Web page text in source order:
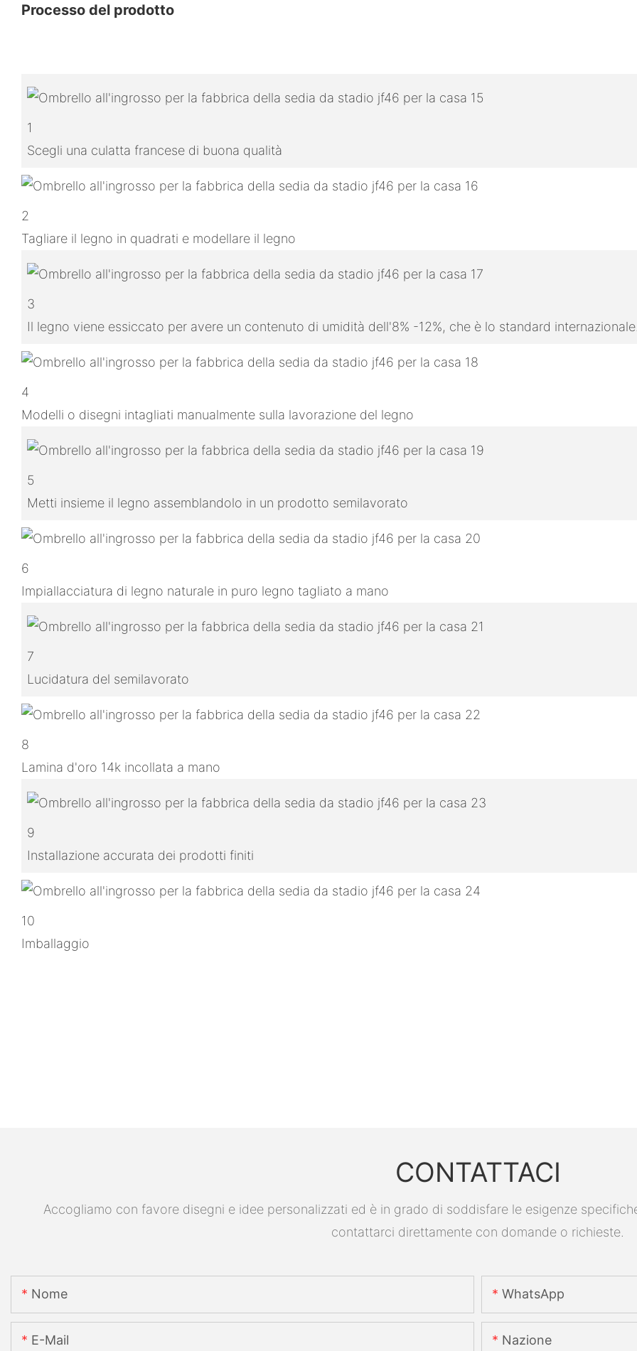
Processo del prodotto
1
Scegli una culatta francese di buona qualità
2
Tagliare il legno in quadrati e modellare il legno
3
Il legno viene essiccato per avere un contenuto di umidità dell'8% -12%, che è lo standard
4
Modelli o disegni intagliati manualmente sulla lavorazione del legno
5
Metti insieme il legno assemblandolo in un prodotto semilavorato
6
Impiallacciatura di legno naturale in puro legno tagliato a mano
7
Lucidatura del semilavorato
8
Lamina d'oro 14k incollata a mano
9
Installazione accurata dei prodotti finiti
10
Imballaggio
CONTATTACI
Accogliamo con favore disegni e idee personalizzati ed è in grado di soddisfare le esigenze
contattarci direttamente con domande o richieste.
Nome WhatsApp
E-Mail Nazione